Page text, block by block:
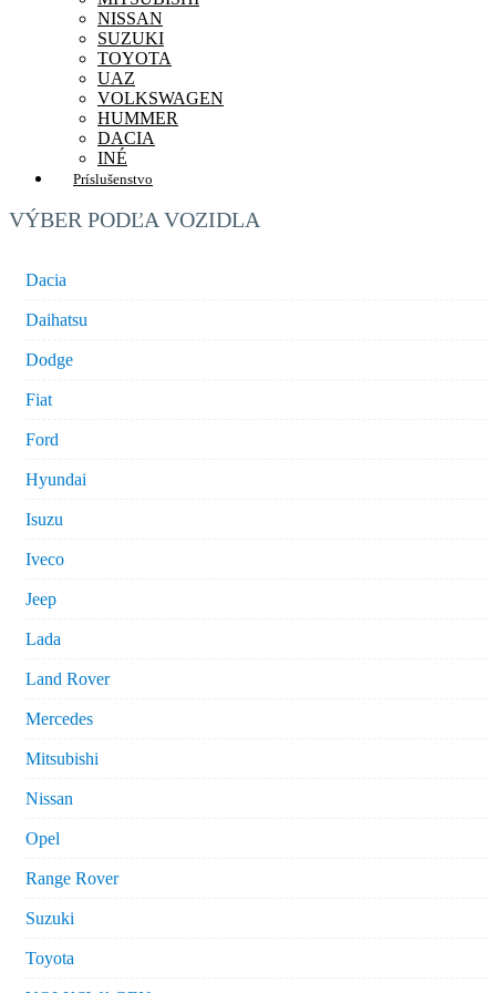
NISSAN
SUZUKI
TOYOTA
UAZ
VOLKSWAGEN
HUMMER
DACIA
INÉ
Príslušenstvo
VÝBER PODĽA VOZIDLA
Dacia
Daihatsu
Dodge
Fiat
Ford
Hyundai
Isuzu
Iveco
Jeep
Lada
Land Rover
Mercedes
Mitsubishi
Nissan
Opel
Range Rover
Suzuki
Toyota